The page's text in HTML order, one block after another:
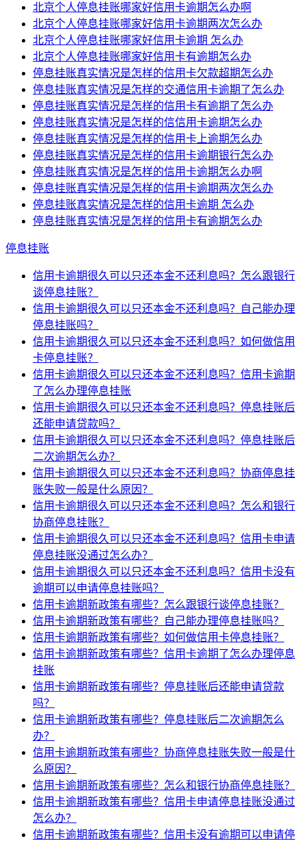
北京个人停息挂账哪家好信用卡逾期怎么办啊
北京个人停息挂账哪家好信用卡逾期两次怎么办
北京个人停息挂账哪家好信用卡逾期 怎么办
北京个人停息挂账哪家好信用卡有逾期怎么办
停息挂账真实情况是怎样的信用卡欠款超期怎么办
停息挂账真实情况是怎样的交通信用卡逾期了怎么办
停息挂账真实情况是怎样的信用卡有逾期了怎么办
停息挂账真实情况是怎样的信信用卡逾期怎么办
停息挂账真实情况是怎样的信用卡上逾期怎么办
停息挂账真实情况是怎样的信用卡逾期银行怎么办
停息挂账真实情况是怎样的信用卡逾期怎么办啊
停息挂账真实情况是怎样的信用卡逾期两次怎么办
停息挂账真实情况是怎样的信用卡逾期 怎么办
停息挂账真实情况是怎样的信用卡有逾期怎么办
停息挂账
信用卡逾期很久可以只还本金不还利息吗？怎么跟银行
谈停息挂账？
信用卡逾期很久可以只还本金不还利息吗？自己能办理
停息挂账吗？
信用卡逾期很久可以只还本金不还利息吗？如何做信用
卡停息挂账？
信用卡逾期很久可以只还本金不还利息吗？信用卡逾期
了怎么办理停息挂账
信用卡逾期很久可以只还本金不还利息吗？停息挂账后
还能申请贷款吗？
信用卡逾期很久可以只还本金不还利息吗？停息挂账后
二次逾期怎么办？
信用卡逾期很久可以只还本金不还利息吗？协商停息挂
账失败一般是什么原因？
信用卡逾期很久可以只还本金不还利息吗？怎么和银行
协商停息挂账？
信用卡逾期很久可以只还本金不还利息吗？信用卡申请
停息挂账没通过怎么办？
信用卡逾期很久可以只还本金不还利息吗？信用卡没有
逾期可以申请停息挂账吗？
信用卡逾期新政策有哪些？怎么跟银行谈停息挂账？
信用卡逾期新政策有哪些？自己能办理停息挂账吗？
信用卡逾期新政策有哪些？如何做信用卡停息挂账？
信用卡逾期新政策有哪些？信用卡逾期了怎么办理停息
挂账
信用卡逾期新政策有哪些？停息挂账后还能申请贷款
吗？
信用卡逾期新政策有哪些？停息挂账后二次逾期怎么
办？
信用卡逾期新政策有哪些？协商停息挂账失败一般是什
么原因？
信用卡逾期新政策有哪些？怎么和银行协商停息挂账？
信用卡逾期新政策有哪些？信用卡申请停息挂账没通过
怎么办？
信用卡逾期新政策有哪些？信用卡没有逾期可以申请停